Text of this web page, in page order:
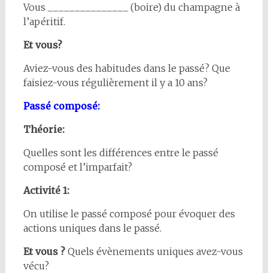
Vous _______________ (boire) du champagne à
l’apéritif.
Et vous?
Aviez-vous des habitudes dans le passé? Que
faisiez-vous régulièrement il y a 10 ans?
Passé composé:
Théorie:
Quelles sont les différences entre le passé
composé et l’imparfait?
Activité 1:
On utilise le passé composé pour évoquer des
actions uniques dans le passé.
Et vous ?Quels évènements uniques avez-vous
vécu?